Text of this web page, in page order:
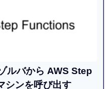
ルバから AWS Step
シンを呼び出す